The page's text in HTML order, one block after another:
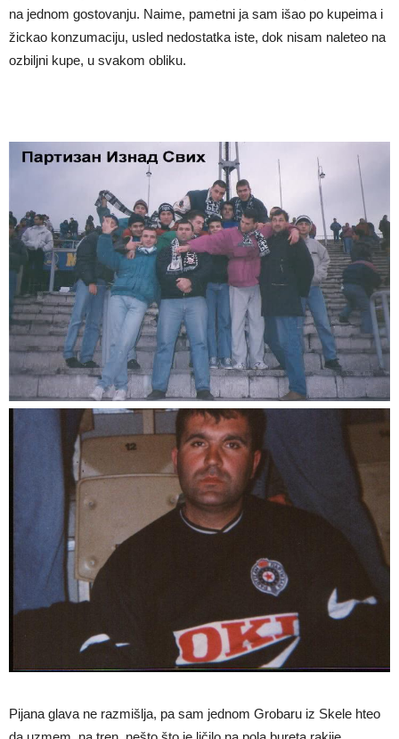
na jednom gostovanju. Naime, pametni ja sam išao po kupeima i
žickao konzumaciju, usled nedostatka iste, dok nisam naleteo na
ozbiljni kupe, u svakom obliku.
Pijana glava ne razmišlja, pa sam jednom Grobaru iz Skele hteo